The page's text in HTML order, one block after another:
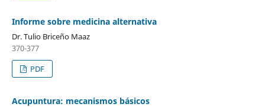
Informe sobre medicina alternativa
Dr. Tulio Briceño Maaz
370-377
PDF
Acupuntura: mecanismos básicos